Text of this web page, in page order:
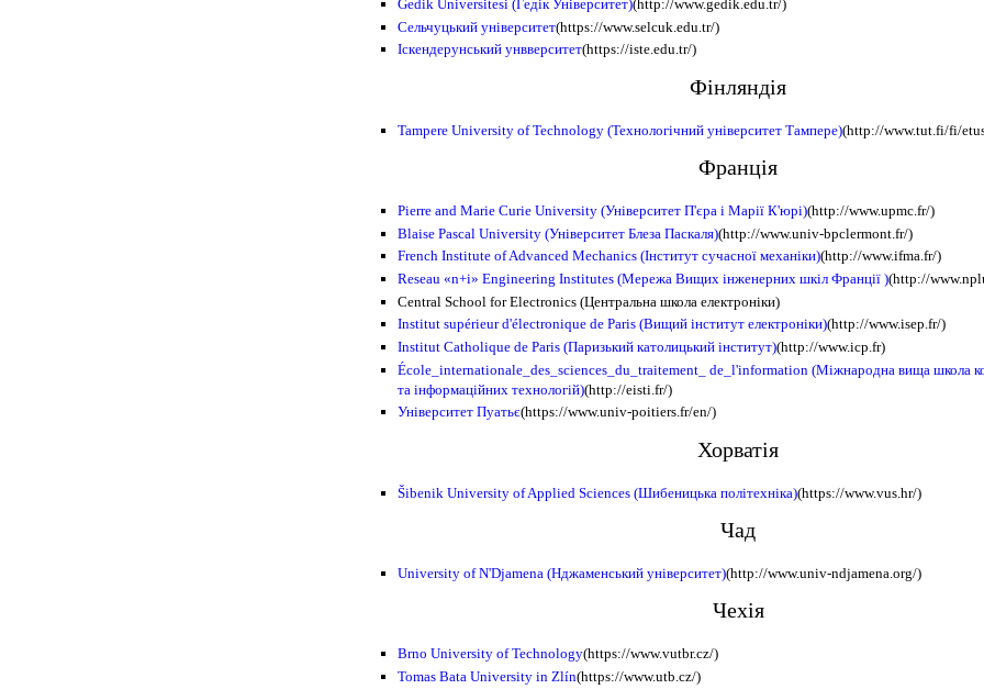
Gedik Üniversitesi (Гедік Університет)(http://www.gedik.edu.tr/)
Сельчуцький університет(https://www.selcuk.edu.tr/)
Іскендерунський унвверситет(https://iste.edu.tr/)
Фінляндія
Tampere University of Technology (Технологічний університет Тампере)(http://www.tut.fi/fi/
Франція
Pierre and Marie Curie University (Університет П'єра і Марії К'юрі)(http://www.upmc.fr/)
Blaise Pascal University (Університет Блеза Паскаля)(http://www.univ-bpclermont.fr/)
French Institute of Advanced Mechanics (Інститут сучасної механіки)(http://www.ifma.fr/)
Reseau «n+i» Engineering Institutes (Мережа Вищих інженерних шкіл Франції )(http://
Central School for Electronics (Центральна школа електроніки)
Institut supérieur d'électronique de Paris (Вищий інститут електроніки)(http://www.isep.fr/)
Institut Catholique de Paris (Паризький католицький інститут)(http://www.icp.fr)
École_internationale_des_sciences_du_traitement_ de_l'information (Міжнародна вища школа
та інформаційних технологій)(http://eisti.fr/)
Університет Пуатьє(https://www.univ-poitiers.fr/en/)
Хорватія
Šibenik University of Applied Sciences (Шибеницька політехніка)(https://www.vus.hr/)
Чад
University of N'Djamena (Нджаменський університет)(http://www.univ-ndjamena.org/)
Чехія
Brno University of Technology(https://www.vutbr.cz/)
Tomas Bata University in Zlín(https://www.utb.cz/)